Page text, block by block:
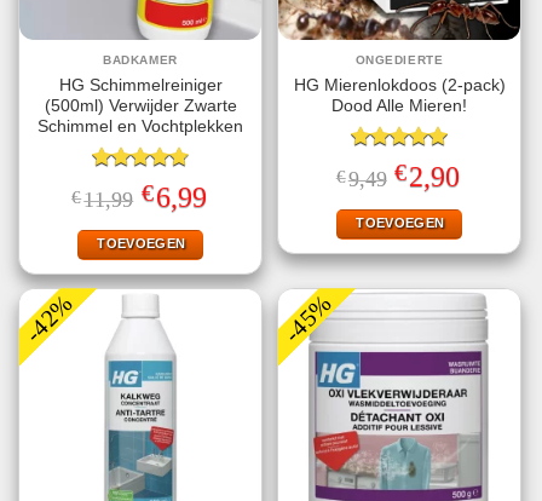
BADKAMER
HG Schimmelreiniger
(500ml) Verwijder Zwarte
Schimmel en Vochtplekken
Gewaardeerd
4.80uit 5
€11,99 Oorspronkelijke
prijs
was:
€11,99.
€6,99Huidige
prijs
TOEVOEGEN
ONGEDIERTE
HG Mierenlokdoos (2-pack)
Dood Alle Mieren!
Gewaardeerd
5.00uit 5
€9,49 Oorspronkelijke
prijs
was:
€9,49.
€2,90
is:
€2,90.
TOEVOEGEN
-42% -45%